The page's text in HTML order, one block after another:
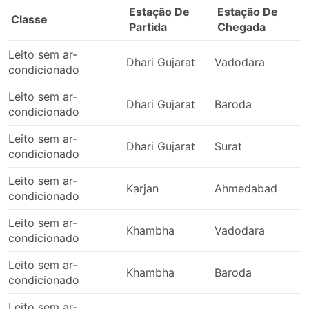
Classe
Estação De
Partida
Estação De
Chegada
Leito sem ar-
condicionado
Dhari Gujarat Vadodara
Leito sem ar-
condicionado
Dhari Gujarat Baroda
Leito sem ar-
condicionado
Dhari Gujarat Surat
Leito sem ar-
condicionado
Karjan Ahmedabad
Leito sem ar-
condicionado
Khambha Vadodara
Leito sem ar-
condicionado
Khambha Baroda